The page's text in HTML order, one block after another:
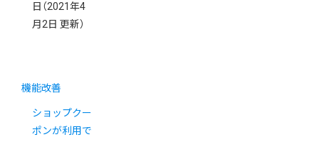
日 （2021年4
月2日 更新）
機能改善
ショップクー
ポンが利用で